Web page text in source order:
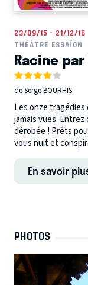
23/09/15 - 21/12/16
THÉÂTRE ESSAÏON
Racine
de Serge BOURHIS
Les onze tragédies
jamais vues.
dérobée ! Prêts
vous nuit et
En savoir
PHOTOS